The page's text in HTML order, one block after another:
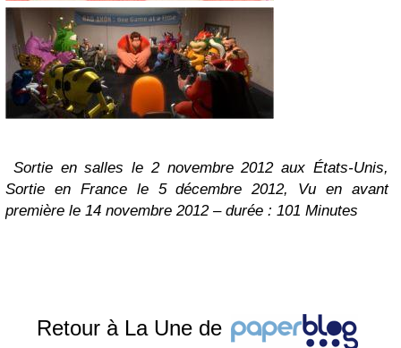
Sortie en salles le 2 novembre 2012 aux États-Unis,
Sortie en France le 5 décembre 2012, Vu en avant
première le 14 novembre 2012 – durée : 101 Minutes
Retour à La Une de